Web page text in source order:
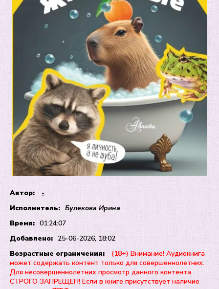
Автор:
-
Исполнитель: Булекова Ирина
Время: 01:24:07
Добавлено: 25-06-2026, 18:02
Возрастные ограничения:
(18+) Внимание! Аудиокнига
может содержать контент только для совершеннолетних.
Для несовершеннолетних просмотр данного контента
СТРОГО ЗАПРЕЩЕН! Если в книге присутствует наличие